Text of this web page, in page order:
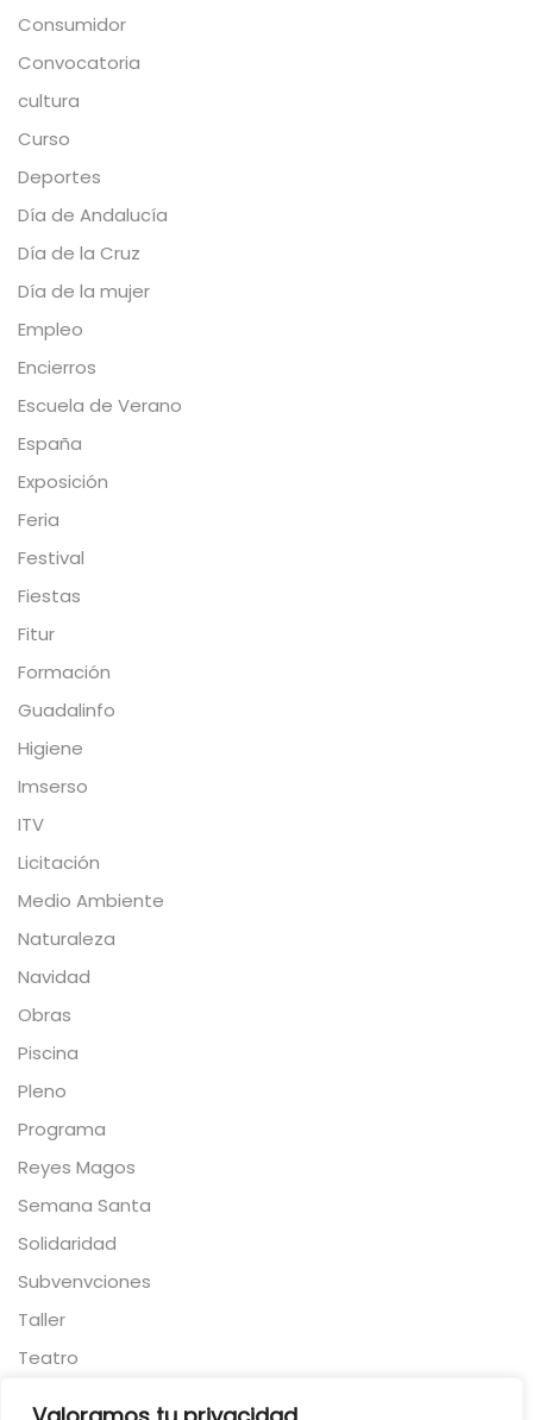
Consumidor
Convocatoria
cultura
Curso
Deportes
Día de Andalucía
Día de la Cruz
Día de la mujer
Empleo
Encierros
Escuela de Verano
España
Exposición
Feria
Festival
Fiestas
Fitur
Formación
Guadalinfo
Higiene
Imserso
ITV
Licitación
Medio Ambiente
Naturaleza
Navidad
Obras
Piscina
Pleno
Programa
Reyes Magos
Semana Santa
Solidaridad
Subvenvciones
Taller
Teatro